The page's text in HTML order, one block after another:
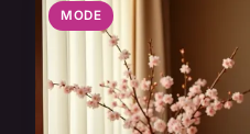
MODE